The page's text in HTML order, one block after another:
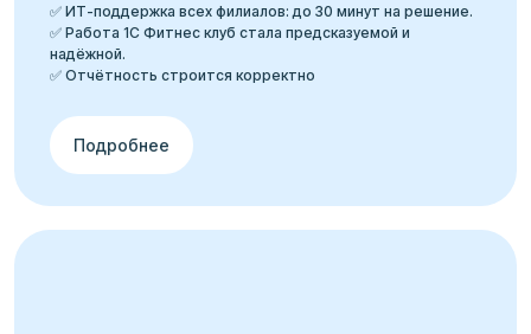
✅ ИТ-поддержка всех филиалов: до 30 минут на решение.
✅ Работа 1С Фитнес клуб стала предсказуемой и
надёжной.
✅ Отчётность строится корректно
Подробнее